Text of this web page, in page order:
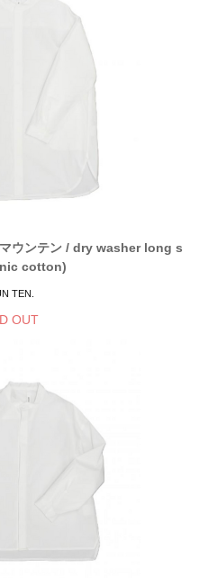
マウンテン / dry washer long s
cotton)
TEN.
OUT